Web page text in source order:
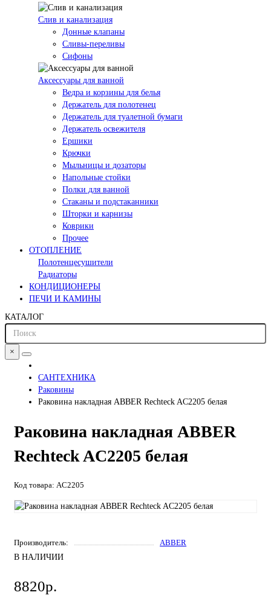
Слив и канализация
Донные клапаны
Сливы-переливы
Сифоны
Аксессуары для ванной
Ведра и корзины для белья
Держатель для полотенец
Держатель для туалетной бумаги
Держатель освежителя
Ершики
Крючки
Мыльницы и дозаторы
Напольные стойки
Полки для ванной
Стаканы и подстаканники
Шторки и карнизы
Коврики
Прочее
ОТОПЛЕНИЕ
Полотенцесушители
Радиаторы
КОНДИЦИОНЕРЫ
ПЕЧИ И КАМИНЫ
КАТАЛОГ
×
САНТЕХНИКА
Раковины
Раковина накладная ABBER Rechteck AC2205 белая
Раковина накладная ABBER
Rechteck AC2205 белая
Код товара: AC2205
Производитель:
ABBER
В НАЛИЧИИ
8820р.